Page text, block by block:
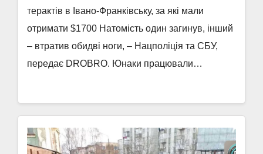
терактів в Івано-Франківську, за які мали
отримати $1700 Натомість один загинув, інший
– втратив обидві ноги, – Нацполіція та СБУ,
передає DROBRO. Юнаки працювали…